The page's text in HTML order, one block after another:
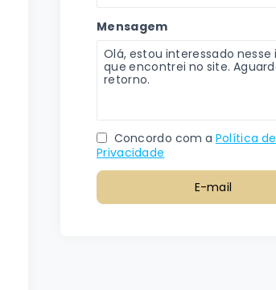
Mensagem
Concordo com a Política de
Privacidade
E-mail